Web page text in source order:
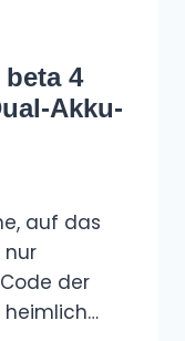
4
Akku-
auf das
nur
der
heimlich…